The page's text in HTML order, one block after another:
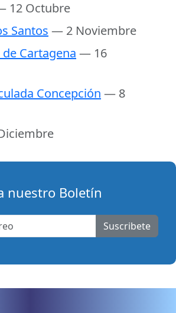
12 Octubre
Santos — 2 Noviembre
Cartagena — 16
Concepción — 8
nuestro Boletín
Suscribete